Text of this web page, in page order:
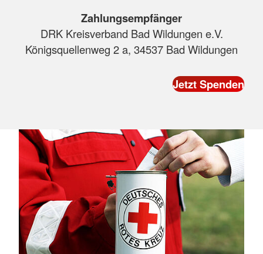
Zahlungsempfänger
DRK Kreisverband Bad Wildungen e.V.
Königsquellenweg 2 a, 34537 Bad Wildungen